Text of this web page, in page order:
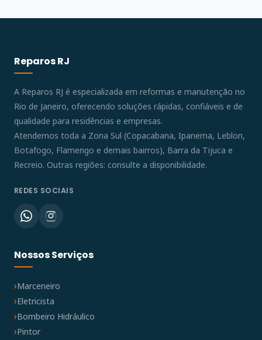
Reparos RJ
A Reparos RJ é especializada em reformas e manutenção no
Rio de Janeiro, oferecendo soluções rápidas, confiáveis e de
qualidade para residências e empresas.
Atendemos toda a Zona Sul (Copacabana, Ipanema, Leblon,
Botafogo, Flamengo e demais bairros), Barra da Tijuca e
Recreio. Outras regiões: consulte a disponibilidade.
REDES SOCIAIS
Nossos Serviços
Marceneiro
Eletricista
Bombeiro Hidráulico
Pintor